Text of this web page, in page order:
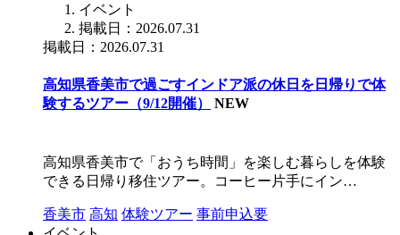
イベント
掲載日：2026.07.31
掲載日：2026.07.31
高知県香美市で過ごすインドア派の休日を日帰りで体
験するツアー（9/12開催）
NEW
高知県香美市で「おうち時間」を楽しむ暮らしを体験
できる日帰り移住ツアー。コーヒー片手にイン…
香美市 高知 体験ツアー 事前申込要